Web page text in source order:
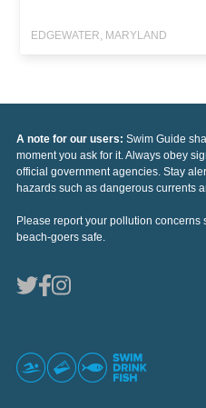
EDGEWATER, MARYLAND
A note for our users: Swim Guide
moment you ask for it. Always obey
official government agencies. Stay
hazards such as dangerous currents
Please report your pollution concerns
beach-goers safe.